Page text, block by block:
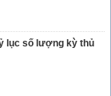
lục số lượng kỳ thủ